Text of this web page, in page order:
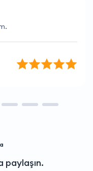
paylaşın.